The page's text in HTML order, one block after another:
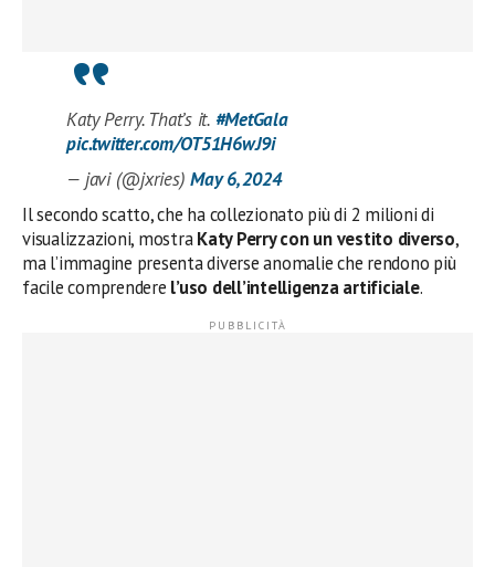
Katy Perry. That’s it. #MetGala
pic.twitter.com/OT51H6wJ9i
— javi (@jxries)May 6, 2024
Il secondo scatto, che ha collezionato più di 2 milioni di
visualizzazioni, mostraKaty Perry con un vestito diverso,
ma l’immagine presenta diverse anomalie che rendono più
facile comprendere l’uso dell’intelligenza artificiale.